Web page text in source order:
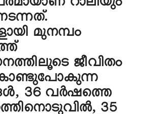
റാലിയും
മുനമ്പം
ജീവിതം
36 വർഷത്തെ
35